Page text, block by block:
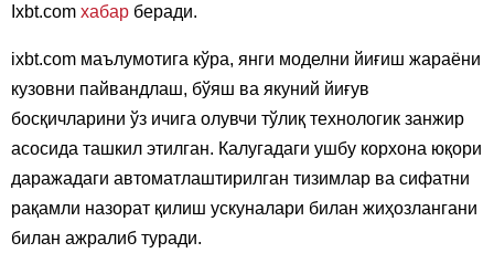
Ixbt.com хабар беради.
ixbt.com маълумотига кўра, янги моделни йиғиш жараёни
кузовни пайвандлаш, бўяш ва якуний йиғув
босқичларини ўз ичига олувчи тўлиқ технологик занжир
асосида ташкил этилган. Калугадаги ушбу корхона юқори
даражадаги автоматлаштирилган тизимлар ва сифатни
рақамли назорат қилиш ускуналари билан жиҳозлангани
билан ажралиб туради.